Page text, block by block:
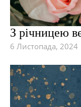
З річницею
6 Листопада, 2024